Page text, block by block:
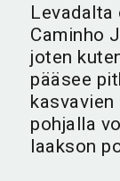
Caminho
joten
pääsee
pohjalla
laakson